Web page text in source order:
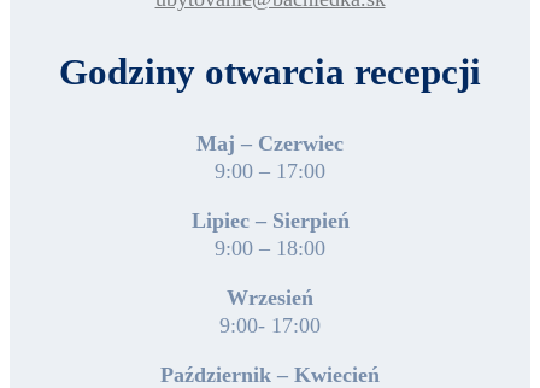
Godziny otwarcia recepcji
Maj – Czerwiec
9:00 – 17:00
Lipiec – Sierpień
9:00 – 18:00
Wrzesień
9:00- 17:00
Październik – Kwiecień